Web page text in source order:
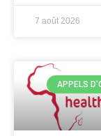
7 août 2026
APPELS